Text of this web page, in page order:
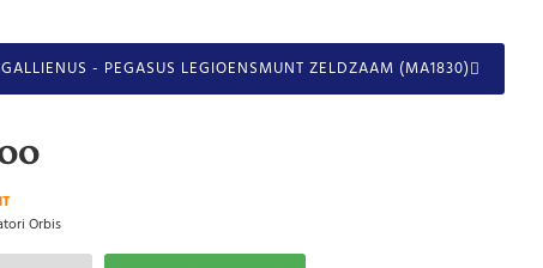
GALLIENUS - PEGASUS LEGIOENSMUNT ZELDZAAM (MA1830)
Orbis